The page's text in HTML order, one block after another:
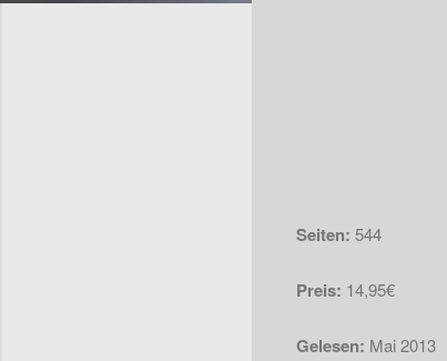
Seiten: 544
Preis: 14,95€
Gelesen: Mai 2013